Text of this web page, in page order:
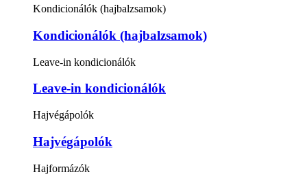
Kondicionálók (hajbalzsamok)
Kondicionálók (hajbalzsamok)
Leave-in kondicionálók
Leave-in kondicionálók
Hajvégápolók
Hajvégápolók
Hajformázók